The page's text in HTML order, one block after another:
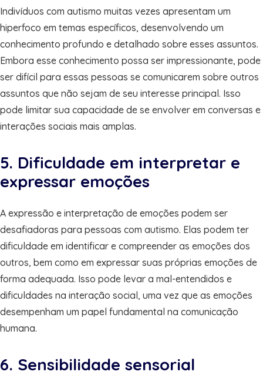
Indivíduos com autismo muitas vezes apresentam um
hiperfoco em temas específicos, desenvolvendo um
conhecimento profundo e detalhado sobre esses assuntos.
Embora esse conhecimento possa ser impressionante, pode
ser difícil para essas pessoas se comunicarem sobre outros
assuntos que não sejam de seu interesse principal. Isso
pode limitar sua capacidade de se envolver em conversas e
interações sociais mais amplas.
5. Dificuldade em interpretar e
expressar emoções
A expressão e interpretação de emoções podem ser
desafiadoras para pessoas com autismo. Elas podem ter
dificuldade em identificar e compreender as emoções dos
outros, bem como em expressar suas próprias emoções de
forma adequada. Isso pode levar a mal-entendidos e
dificuldades na interação social, uma vez que as emoções
desempenham um papel fundamental na comunicação
humana.
6. Sensibilidade sensorial